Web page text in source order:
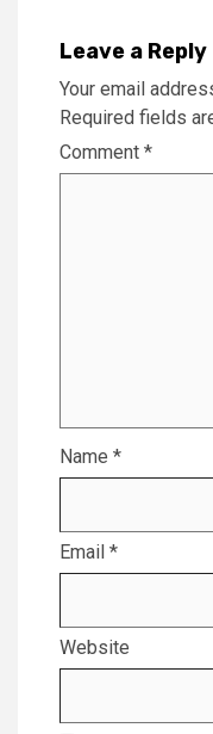
Leave a Reply
Your email
Required fields
Comment *
Name *
Email *
Website